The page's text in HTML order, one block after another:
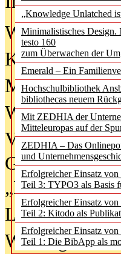
„Knowledge Unlatched
Minimalistisches
testo 160
zum Überwachen der
Emerald – Ein
Hochschulbibliothek
bibliothecas neuem
Mit ZEDHIA der
Mitteleuropas auf der
ZEDHIA – Das
und
Erfolgreicher Einsatz
Teil 3: TYPO3 als Basis
Erfolgreicher Einsatz
Teil 2: Kitodo als
Erfolgreicher Einsatz
Teil 1: Die BibApp als
Was
Kinder in der
Metadaten
Wenn Bots
Von
Geisterjagd-
„Library of
Lesen als
Wie